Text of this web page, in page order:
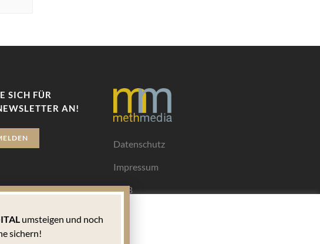
SICH FÜR
AN!
Datenschutz
Impressum
AGB
die auf Ihrem
Einstellungen
umsteigen und noch
sichern!